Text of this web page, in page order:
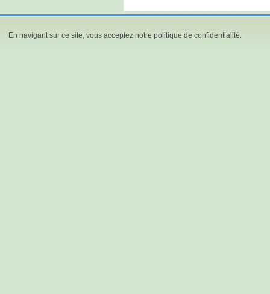
En navigant sur ce site, vous acceptez notre politique de confidentialité.